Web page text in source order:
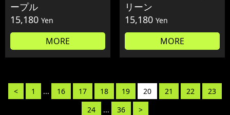
ープル
15,180 Yen
MORE
リーン
15,180 Yen
MORE
< 1 ... 16 17 18 19 20 21 22
23
24
... 36 >